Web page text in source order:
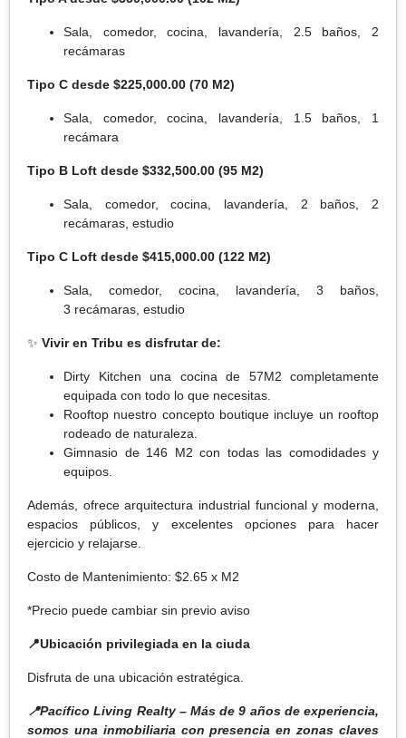
Sala, comedor, cocina, lavandería, 2.5 baños, 2
recámaras
Tipo C desde $225,000.00 (70 M2)
Sala, comedor, cocina, lavandería, 1.5 baños, 1
recámara
Tipo B Loft desde $332,500.00 (95 M2)
Sala, comedor, cocina, lavandería, 2 baños, 2
recámaras, estudio
Tipo C Loft desde $415,000.00 (122 M2)
Sala, comedor, cocina, lavandería, 3 baños,
3 recámaras, estudio
✨ Vivir en Tribu es disfrutar de:
Dirty Kitchen una cocina de 57M2 completamente
equipada con todo lo que necesitas.
Rooftop nuestro concepto boutique incluye un rooftop
rodeado de naturaleza.
Gimnasio de 146 M2 con todas las comodidades y
equipos.
Además, ofrece arquitectura industrial funcional y moderna,
espacios públicos, y excelentes opciones para hacer
ejercicio y relajarse.
Costo de Mantenimiento: $2.65 x M2
*Precio puede cambiar sin previo aviso
📍Ubicación privilegiada en la ciuda
Disfruta de una ubicación estratégica.
📍Pacífico Living Realty – Más de 9 años de experiencia,
somos una inmobiliaria con presencia en zonas claves